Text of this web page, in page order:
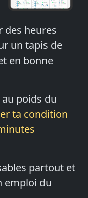
des heures
un tapis de
en bonne
poids du
ta condition
partout et
emploi du